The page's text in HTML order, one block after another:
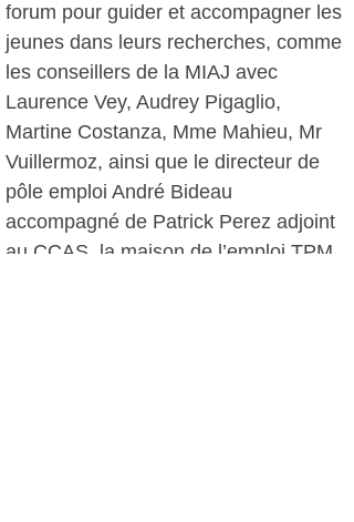
forum pour guider et accompagner les
jeunes dans leurs recherches, comme
les conseillers de la MIAJ avec
Laurence Vey, Audrey Pigaglio,
Martine Costanza, Mme Mahieu, Mr
Vuillermoz, ainsi que le directeur de
pôle emploi André Bideau
accompagné de Patrick Perez adjoint
au CCAS, la maison de l’emploi TPM,